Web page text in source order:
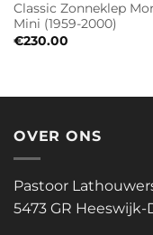
Classic Zonneklep
Mini (1959-2000)
€230.00
OVER ONS
Pastoor
5473 GR